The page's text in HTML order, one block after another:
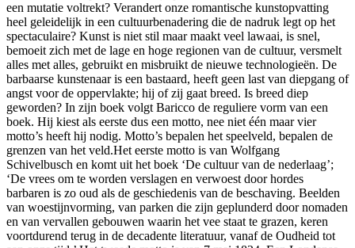
een mutatie voltrekt? Verandert onze romantische kunstopvatting
heel geleidelijk in een cultuurbenadering die de nadruk legt op het
spectaculaire? Kunst is niet stil maar maakt veel lawaai, is snel,
bemoeit zich met de lage en hoge regionen van de cultuur, versmelt
alles met alles, gebruikt en misbruikt de nieuwe technologieën. De
barbaarse kunstenaar is een bastaard, heeft geen last van diepgang of
angst voor de oppervlakte; hij of zij gaat breed. Is breed diep
geworden? In zijn boek volgt Baricco de reguliere vorm van een
boek. Hij kiest als eerste dus een motto, nee niet één maar vier
motto’s heeft hij nodig. Motto’s bepalen het speelveld, bepalen de
grenzen van het veld.Het eerste motto is van Wolfgang
Schivelbusch en komt uit het boek ‘De cultuur van de nederlaag’;
‘De vrees om te worden verslagen en verwoest door hordes
barbaren is zo oud als de geschiedenis van de beschaving. Beelden
van woestijnvorming, van parken die zijn geplunderd door nomaden
en van vervallen gebouwen waarin het vee staat te grazen, keren
voortdurend terug in de decadente literatuur, vanaf de Oudheid tot